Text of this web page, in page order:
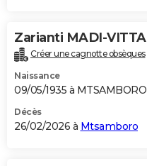
Zarianti MADI-VITTA
Créer une cagnotte obsèques
Naissance
09/05/1935 à MTSAMBORO
Décès
26/02/2026 à Mtsamboro